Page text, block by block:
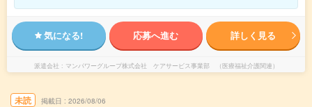
気になる! 応募へ進む 詳しく見る
派遣会社 マンパワーグループ株式会社 ケアサービス事業部 （医療福祉介護関連）
未読 掲載日 2026/08/06